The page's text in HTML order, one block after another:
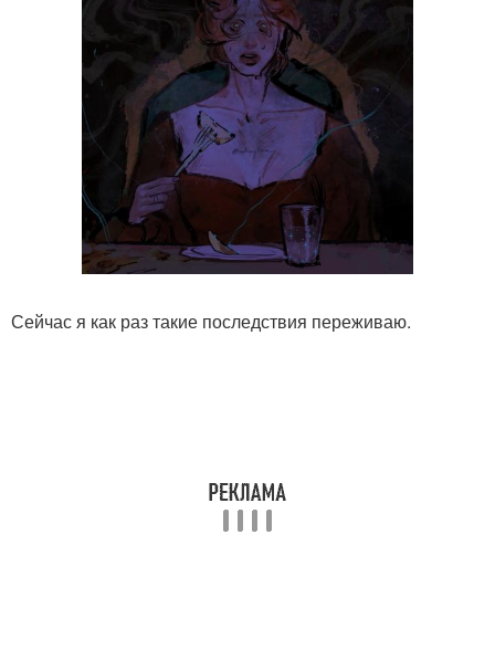
Сейчас я как раз такие последствия переживаю.